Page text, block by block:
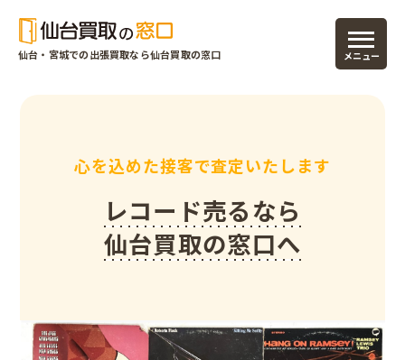
仙台・宮城での出張買取なら仙台買取の窓口
レコード売るなら
仙台買取の窓口へ
心を込めた接客で査定いたします